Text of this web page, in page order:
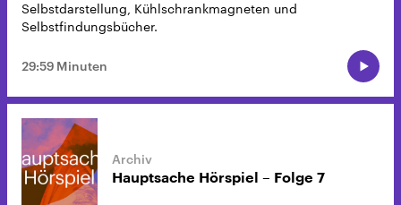
Selbstdarstellung, Kühlschrankmagneten und
Selbstfindungsbücher.
29:59 Minuten
Hauptsache Hörspiel – Folge 7